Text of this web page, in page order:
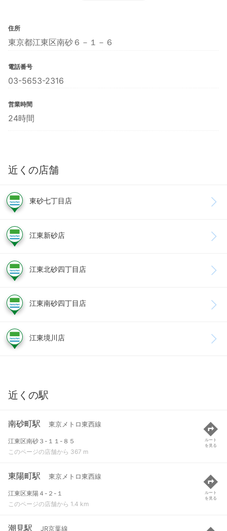
住所
東京都江東区南砂６－１－６
電話番号
03-5653-2316
営業時間
24時間
近くの店舗
東砂七丁目店
江東新砂店
江東北砂四丁目店
江東南砂四丁目店
江東境川店
近くの駅
南砂町駅 東京メトロ東西線
江東区南砂３-１１-８５
このページの店舗から 367 m
ルート
を見る
東陽町駅 東京メトロ東西線
江東区東陽４-２-１
このページの店舗から 1.4 km
ルート
を見る
潮見駅 JR京葉線